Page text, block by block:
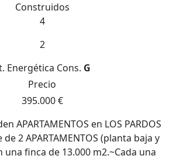
Construidos
4
2
Energética Cons. G
Precio
395.000 €
APARTAMENTOS en LOS PARDOS
de 2 APARTAMENTOS (planta baja y
finca de 13.000 m2.~Cada una